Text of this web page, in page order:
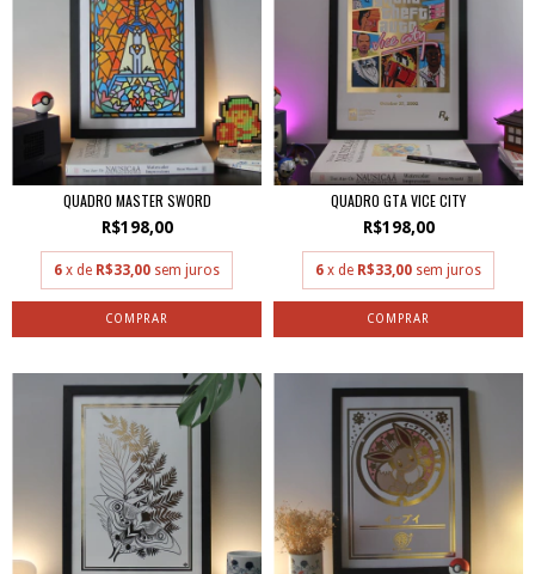
QUADRO MASTER SWORD
R$198,00
6 x de R$33,00 sem juros
QUADRO GTA VICE CITY
R$198,00
6 x de R$33,00 sem juros